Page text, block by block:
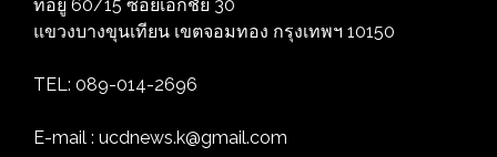
ที่อยู่ 60/15 ซอยเอกชัย 30
แขวงบางขุนเทียน เขตจอมทอง กรุงเทพฯ 10150
TEL: 089-014-2696
E-mail : ucdnews.k@gmail.com